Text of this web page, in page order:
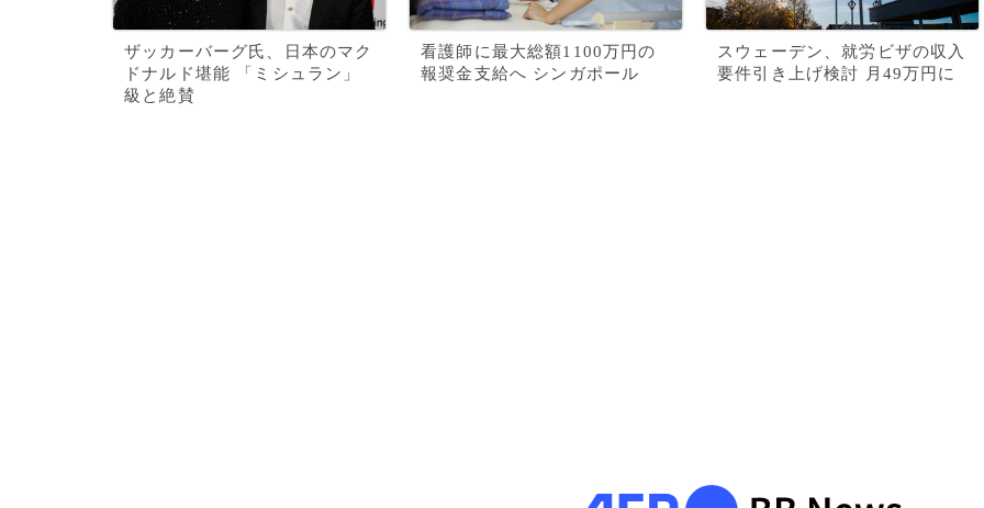
ザッカーバーグ氏、日本のマク
ドナルド堪能 「ミシュラン」
級と絶賛
看護師に最大総額1100万円の
報奨金支給へ シンガポール
スウェーデン、就労ビザの収入
要件引き上げ検討 月49万円に